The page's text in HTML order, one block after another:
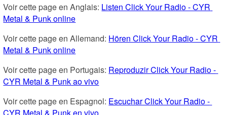
Voir cette page en Anglais: Listen Click Your Radio - CYR
Metal & Punk online
Voir cette page en Allemand: Hören Click Your Radio - CYR
Metal & Punk online
Voir cette page en Portugais: Reproduzir Click Your Radio -
CYR Metal & Punk ao vivo
Voir cette page en Espagnol: Escuchar Click Your Radio -
CYR Metal & Punk en vivo